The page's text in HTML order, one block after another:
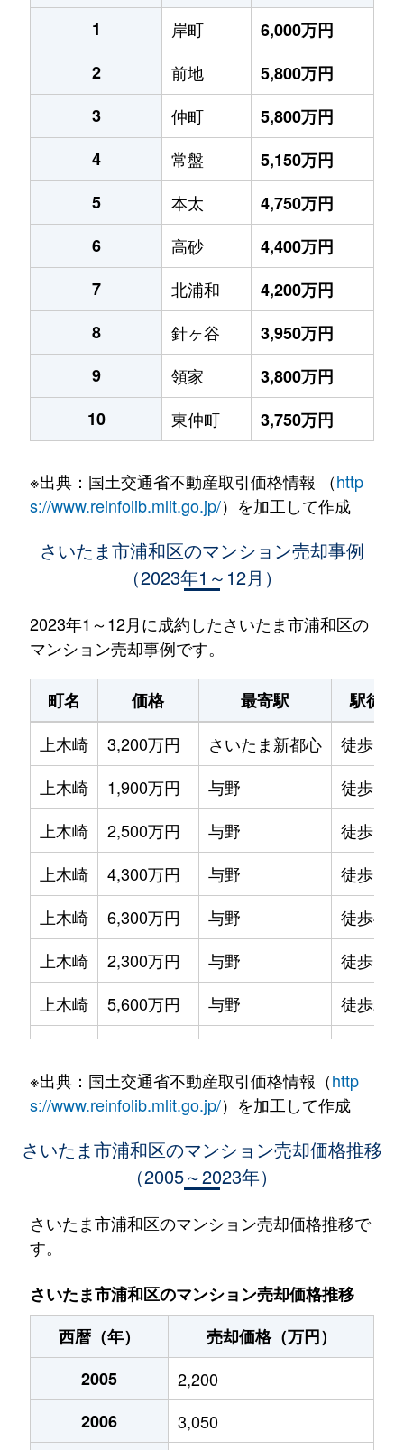
1 岸町
6,000万円
2
前地
5,800万円
3
仲町
5,800万円
4
常盤
5,150万円
5
本太
4,750万円
6
高砂
4,400万円
7
北浦和
4,200万円
8
針ヶ谷
3,950万円
9
領家
3,800万円
10
東仲町 3,750万円
※出典：国土交通省不動産取引価格情報 （http
s://www.reinfolib.mlit.go.jp/）を加工して作成
さいたま市浦和区のマンション売却事例
（2023年1～12月）
2023年1～12月に成約したさいたま市浦和区の
マンション売却事例です。
町名 価格 最寄駅
駅徒歩
上木崎
3,200万円 さいたま新都心
徒歩11
上木崎
1,900万円 与野
徒歩18
上木崎
2,500万円 与野
徒歩18
上木崎
4,300万円 与野
徒歩1分
上木崎
6,300万円 与野
徒歩4分
上木崎
2,300万円 与野
徒歩18
上木崎
5,600万円 与野
徒歩2分
上木崎
5,500万円 与野
徒歩4分
1,800万円 北浦和
木崎
1,400万円 北浦和
徒歩29
岸町
岸町
6,000万円 浦和
徒歩8分
岸町
7,800万円 浦和
5,200万円 浦和
岸町
3,300万円 浦和
徒歩6分
※出典：国土交通省不動産取引価格情報（http
s://www.reinfolib.mlit.go.jp/）を加工して作成
さいたま市浦和区のマンション売却価格推移
（2005～2023年）
さいたま市浦和区のマンション売却価格推移で
す。
さいたま市浦和区のマンション売却価格推移
西暦（年）
売却価格（万円）
2005
2,200
2006
3,050